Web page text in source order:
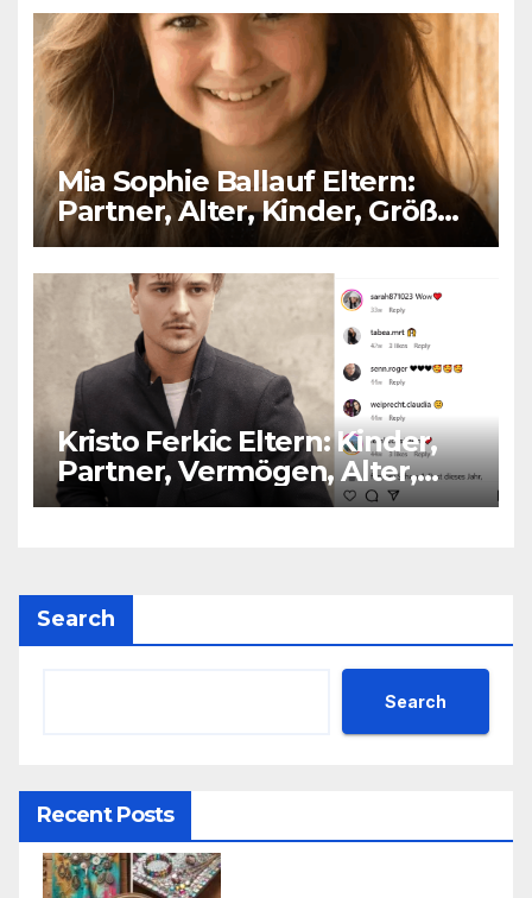
Mia Sophie Ballauf Eltern:
Partner, Alter, Kinder, Größe,
Vermögen
Kristo Ferkic Eltern: Kinder,
Partner, Vermögen, Alter,
Größe
Search
Search
Recent Posts